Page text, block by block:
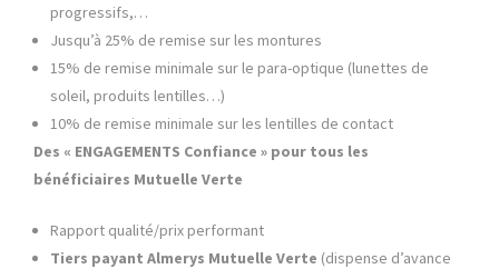
progressifs,…
Jusqu’à 25% de remise sur les montures
15% de remise minimale sur le para-optique (lunettes de
soleil, produits lentilles…)
10% de remise minimale sur les lentilles de contact
Des « ENGAGEMENTS Confiance » pour tous les
bénéficiaires Mutuelle Verte
Rapport qualité/prix performant
Tiers payant Almerys Mutuelle Verte (dispense d’avance